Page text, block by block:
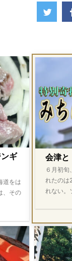
ギ
道をは
、その
会津と
６月初
れたのは
れない。